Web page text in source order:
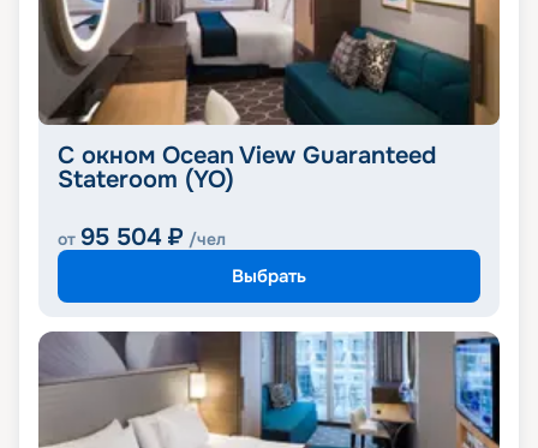
С окном Ocean View Guaranteed
Stateroom (YO)
от 95 504 ₽ /чел
Выбрать